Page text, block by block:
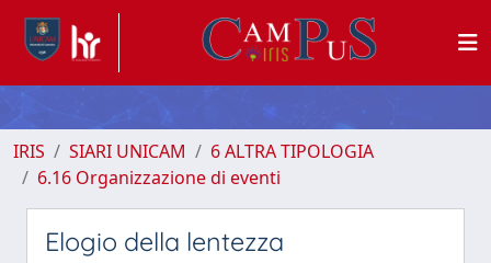
IRIS SIARI UNICAM
6 ALTRA TIPOLOGIA
6.16 Organizzazione di eventi
Elogio della lentezza